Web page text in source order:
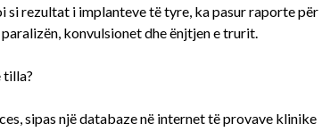
si rezultat i implanteve të tyre, ka pasur raporte për
konvulsionet dhe ënjtjen e trurit.
tilla?
sipas një databaze në internet të provave klinike